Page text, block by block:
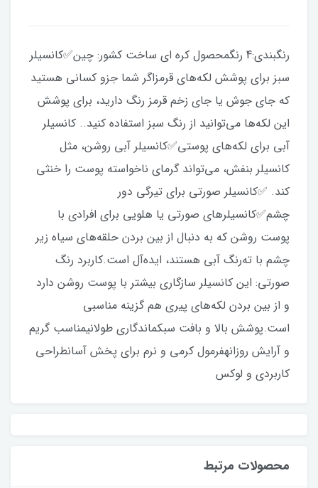
رنگبندی:4 رنگمحصول کره ای ساخت کشور: چین✅️کانسیلر
سبز برای پوشش لکه‌های قرمزاگر شما جزو کسانی هستید
که جای جوش یا جای زخم قرمز رنگ دارید، برای پوشش
این لکه‌ها می‌توانید از رنگ سبز استفاده کنید.. کانسیلر
آبی برای لکه‌های پوستی✅️کانسیلر آبی روشن، مثل
کانسیلر بنفش، می‌تواند گرمای ناخواسته پوست را خنثی
کند. ✅️کانسیلر‌ صورتی برای تیرگی دور
چشم✅️کانسیلرهای صورتی یا هلویی برای افرادی با
پوست روشن که به دنبال از بین بردن حلقه‌های سیاه زیر
چشم با ته‌رنگ آبی هستند، ایده‌آل است.کاربرد رنگ
صورتی: این کانسیلر سازگاری بیشتر با پوست روشن دارد
و از بین بردن لکه‌های پیری هم گزینه مناسبی
است.پوشش بالا و بافت سبکماندگاری طولانیمناسب گریم
و آرایش روزانهفرمول کرمی و نرم برای پخش آسانطراحی
کاربردی و لوکس
محصولات مرتبط